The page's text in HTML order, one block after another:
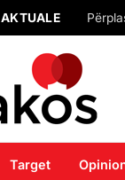
AKTUALE
Target